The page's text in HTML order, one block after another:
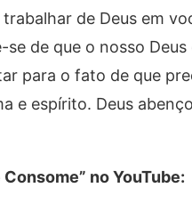
de Deus em
de que o nosso
para o fato de que
e espírito. Deus
no YouTube: